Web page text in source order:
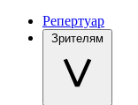
Репертуар
Зрителям